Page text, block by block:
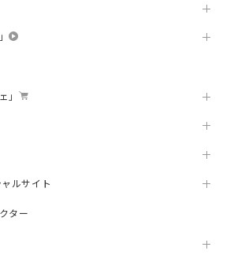
」
ルサイト
ター